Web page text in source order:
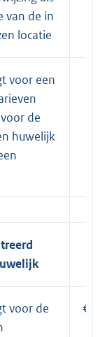
van de in
locatie
voor een
de
huwelijk
voor de
€